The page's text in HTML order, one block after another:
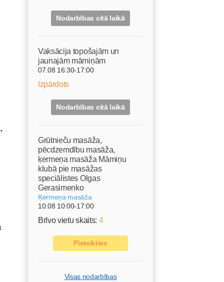
Nodarbības citā laikā
Vaksācija topošajām un
jaunajām māmiņām
07.08 16:30-17:00
Izpārdots
Nodarbības citā laikā
Grūtnieču masāža,
pēcdzemdību masāža,
ķermeņa masāža Māmiņu
klubā pie masāžas
speciālistes Olgas
Gerasimenko
Ķermeņa masāža
10.08 10:00-17:00
Brīvo vietu skaits: 4
Pieteikties
Visas nodarbības